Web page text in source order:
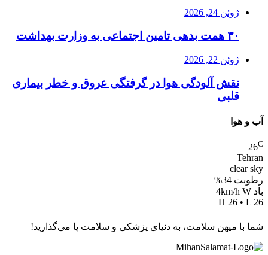
ژوئن 24, 2026
۳۰ همت بدهی تامین اجتماعی به وزارت بهداشت
ژوئن 22, 2026
نقش آلودگی هوا در گرفتگی عروق و خطر بیماری
قلبی
آب و هوا
26C
Tehran
clear sky
رطوبت 34%
باد 4km/h W
H 26 • L 26
شما با میهن سلامت، به دنیای پزشکی و سلامت پا می‌گذارید!